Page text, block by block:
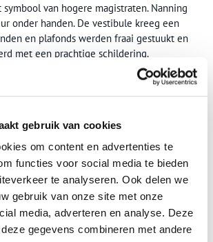
gebruik van cookies
om content en advertenties te
functies voor social media te bieden
te analyseren. Ook delen we
gebruik van onze site met onze
media, adverteren en analyse. Deze
gegevens combineren met andere
van hogere magistraten. Nanning
onder handen. De vestibule kreeg een
en plafonds werden fraai gestuukt en
met een prachtige schildering.
geen onderdak meer aan rijke lieden,
sinds 1802 zetelt in het Foreestenhuis
06/2019
nieuwsbrief